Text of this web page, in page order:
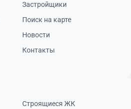
Застройщики
Поиск на карте
Новости
Контакты
Строящиеся ЖК